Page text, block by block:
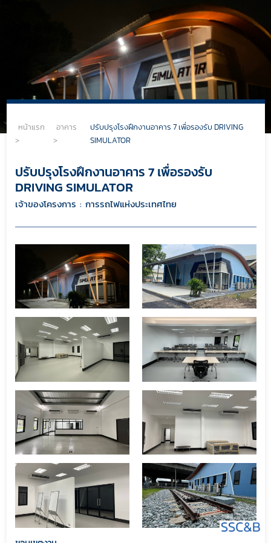
หน้าแรก
>
อาคาร
>
ปรับปรุงโรงฝึกงานอาคาร 7 เพื่อรองรับ DRIVING
SIMULATOR
ปรับปรุงโรงฝึกงานอาคาร 7 เพื่อรองรับ
DRIVING SIMULATOR
เจ้าของโครงการ : การรถไฟแห่งประเทศไทย